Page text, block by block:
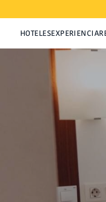
HOTELESEXPERIENCIA